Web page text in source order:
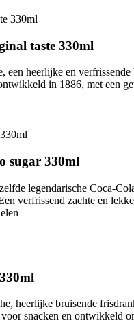
taste 330ml
een heerlijke en verfrissende
in 1886, met een
sugar 330ml
legendarische Coca-
verfrissend zachte en
heerlijke bruisende
snacken en ontwikkeld